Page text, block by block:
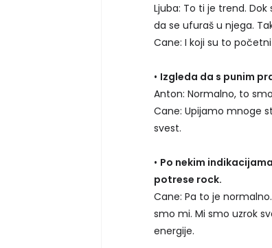
Ljuba: To ti je trend.
da se ufuraš u njega.
Cane: I koji su to
• Izgleda da s punim
Anton: Normalno, to
Cane: Upijamo mnoge
svest.
• Po nekim
potrese rock.
Cane: Pa to je
smo mi. Mi smo uzrok
energije.